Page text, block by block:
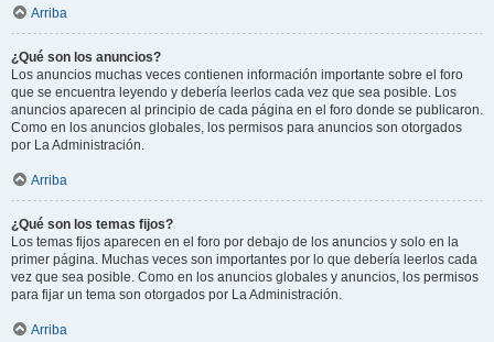
Arriba
¿Qué son los anuncios?
Los anuncios muchas veces contienen información importante sobre el foro
que se encuentra leyendo y debería leerlos cada vez que sea posible. Los
anuncios aparecen al principio de cada página en el foro donde se publicaron.
Como en los anuncios globales, los permisos para anuncios son otorgados
por La Administración.
Arriba
¿Qué son los temas fijos?
Los temas fijos aparecen en el foro por debajo de los anuncios y solo en la
primer página. Muchas veces son importantes por lo que debería leerlos cada
vez que sea posible. Como en los anuncios globales y anuncios, los permisos
para fijar un tema son otorgados por La Administración.
Arriba